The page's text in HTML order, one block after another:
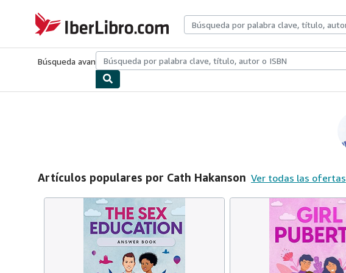
IberLibro.com
Búsqueda avanzadaColecciones Libros antiguosArte y coleccionismo
Artículos populares por Cath Hakanson Ver todas las ofertas